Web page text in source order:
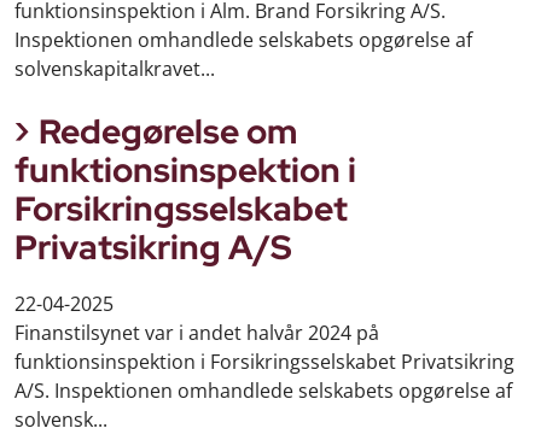
funktionsinspektion i Alm. Brand Forsikring A/S.
Inspektionen omhandlede selskabets opgørelse af
solvenskapitalkravet...
Redegørelse om
funktionsinspektion i
Forsikringsselskabet
Privatsikring A/S
22-04-2025
Finanstilsynet var i andet halvår 2024 på
funktionsinspektion i Forsikringsselskabet Privatsikring
A/S. Inspektionen omhandlede selskabets opgørelse af
solvensk...